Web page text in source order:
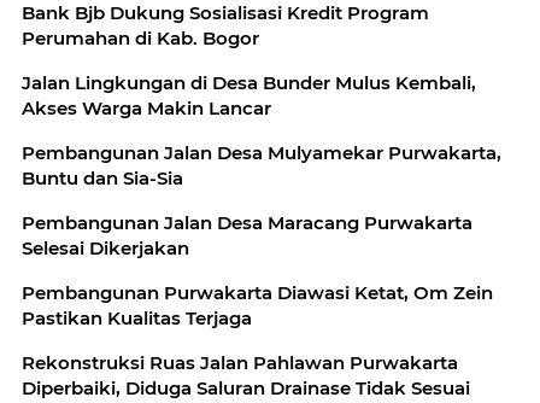
Bank Bjb Dukung Sosialisasi Kredit Program
Perumahan di Kab. Bogor
Jalan Lingkungan di Desa Bunder Mulus Kembali,
Akses Warga Makin Lancar
Pembangunan Jalan Desa Mulyamekar Purwakarta,
Buntu dan Sia-Sia
Pembangunan Jalan Desa Maracang Purwakarta
Selesai Dikerjakan
Pembangunan Purwakarta Diawasi Ketat, Om Zein
Pastikan Kualitas Terjaga
Rekonstruksi Ruas Jalan Pahlawan Purwakarta
Diperbaiki, Diduga Saluran Drainase Tidak Sesuai